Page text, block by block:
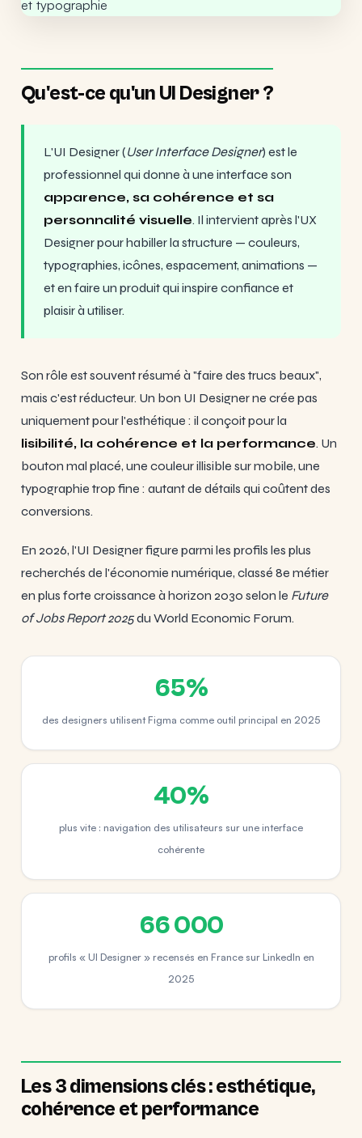
Qu'est-ce qu'un UI Designer ?
L'UI Designer (User Interface Designer) est le
professionnel qui donne à une interface son
apparence, sa cohérence et sa
personnalité visuelle. Il intervient après l'UX
Designer pour habiller la structure — couleurs,
typographies, icônes, espacement, animations —
et en faire un produit qui inspire confiance et
plaisir à utiliser.
Son rôle est souvent résumé à "faire des trucs beaux",
mais c'est réducteur. Un bon UI Designer ne crée pas
uniquement pour l'esthétique : il conçoit pour la
lisibilité, la cohérence et la performance. Un
bouton mal placé, une couleur illisible sur mobile, une
typographie trop fine : autant de détails qui coûtent des
conversions.
En 2026, l'UI Designer figure parmi les profils les plus
recherchés de l'économie numérique, classé 8e métier
en plus forte croissance à horizon 2030 selon le Future
of Jobs Report 2025du World Economic Forum.
65%
des designers utilisent Figma comme outil principal en 2025
40%
plus vite : navigation des utilisateurs sur une interface
cohérente
66 000
profils « UI Designer » recensés en France sur LinkedIn en
2025
Les 3 dimensions clés : esthétique,
cohérence et performance